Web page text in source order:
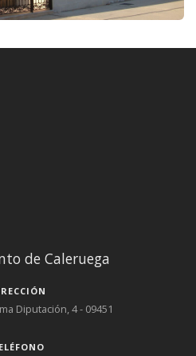
de Caleruega
Diputación, 4 - 09451